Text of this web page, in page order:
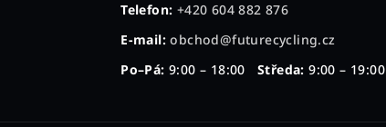
Telefon: +420 604 882 876
E-mail: obchod@futurecycling.cz
Po–Pá: 9:00 – 18:00Středa: 9:00 – 19:00